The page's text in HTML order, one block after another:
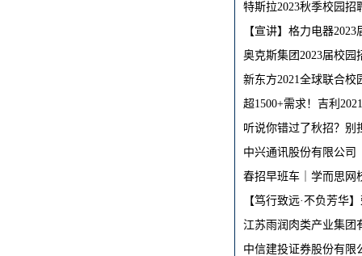
特斯拉2023秋季校园招
【宣讲】格力电器
奥克斯集团2023届校园
新东方2021全球联合
超1500+需求！吉利
听说你错过了秋招？别
中兴通讯股份有限公司
春招早班车｜学而思网
【笃行致远·不负芳华
江苏雨润肉类产业集团
中信建投证券股份有限